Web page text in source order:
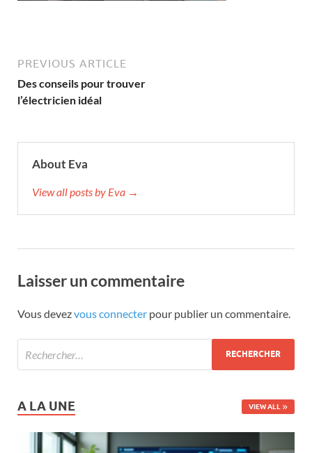
PREVIOUS ARTICLE
Des conseils pour trouver
l’électricien idéal
About Eva
View all posts by Eva →
Laisser un commentaire
Vous devezvous connecter pour publier un commentaire.
A LA UNE VIEW ALL